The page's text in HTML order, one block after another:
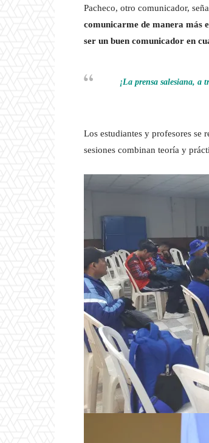
Pacheco, otro comunicador,
comunicarme de manera más
ser un buen comunicador en
¡La prensa salesiana, a
Los estudiantes y profesores se
sesiones combinan teoría y